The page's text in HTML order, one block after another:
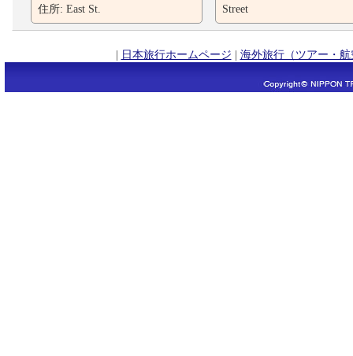
住所: East St.
Street
| 日本旅行ホームページ | 海外旅行（ツアー・航